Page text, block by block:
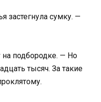
застегнула сумку. —
подбородке. — Но
тысяч. За такие